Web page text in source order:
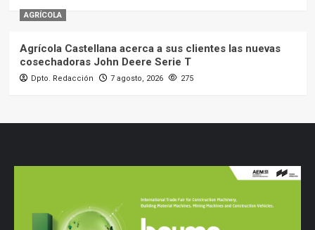
AGRÍCOLA
Agrícola Castellana acerca a sus clientes las nuevas
cosechadoras John Deere Serie T
Dpto. Redacción 7 agosto, 2026 275